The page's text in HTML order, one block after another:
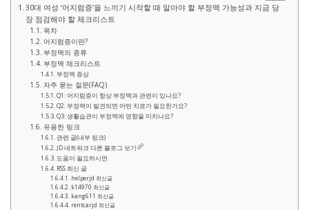
30대 여성 ‘어지럼증’을 느끼기 시작할 때 알아야 할 부정맥 가능성과 지금 당
장 점검해야 할 체크리스트
목차
어지럼증이란?
부정맥의 종류
부정맥 체크리스트
부정맥 증상
자주 묻는 질문(FAQ)
Q1: 어지럼증이 항상 부정맥과 관련이 있나요?
Q2: 부정맥이 발견되면 어떤 치료가 필요한가요?
Q3: 생활습관이 부정맥에 영향을 미치나요?
유용한 링크
관련 글(내부 링크)
JD 네트워크 다른 블로그 보기
도움이 필요하시면
RSS 최신 글
helperjd 최신글
k14970 최신글
kang611 최신글
rentcarjd 최신글